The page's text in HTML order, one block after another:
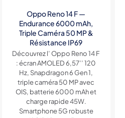
Oppo Reno 14 F —
Endurance 6000 mAh,
Triple Caméra 50 MP &
Résistance IP69
Découvrez l’ Oppo Reno 14 F
: écran AMOLED 6,57’’ 120
Hz, Snapdragon 6 Gen 1,
triple caméra 50 MP avec
OIS, batterie 6000 mAh et
charge rapide 45W.
Smartphone 5G robuste